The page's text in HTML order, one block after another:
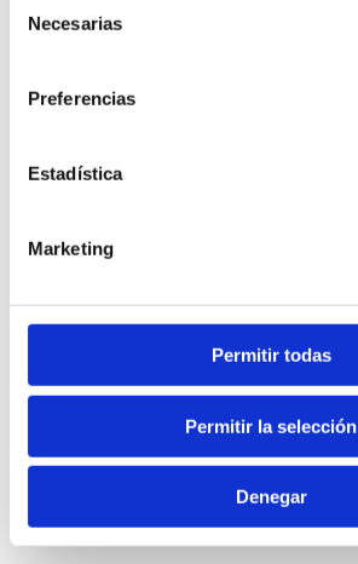
Necesarias
Preferencias
Estadística
Marketing
Permitir todas
Permitir la selección
Denegar